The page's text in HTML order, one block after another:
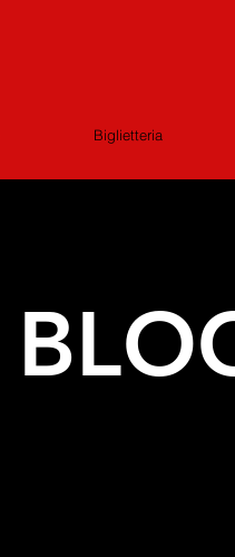
Biglietteria